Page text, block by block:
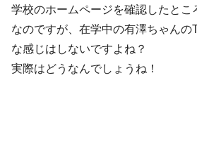
学校のホームページを確認したとこ
なのですが、在学中の有澤ちゃんの
な感じはしないですよね？
実際はどうなんでしょうね！